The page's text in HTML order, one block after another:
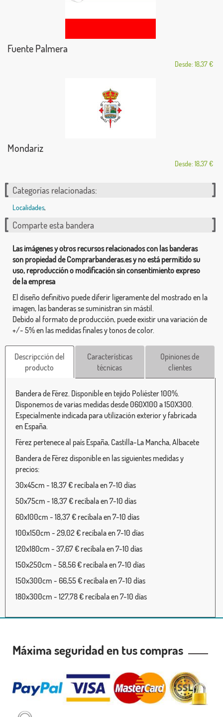
Fuente Palmera
Desde: 18,37 €
Mondariz
Desde: 18,37 €
Categorías relacionadas:
Localidades,
Comparte esta bandera
Las imágenes y otros recursos relacionados con las banderas
son propiedad de Comprarbanderas.es y no está permitido su
uso, reproducción o modificación sin consentimiento expreso
de la empresa
El diseño definitivo puede diferir ligeramente del mostrado en la
imagen, las banderas se suministran sin mástil.
Debido al formato de producción, puede existir una variación de
+/- 5% en las medidas finales y tonos de color.
Descripcción del
producto
Características
técnicas
Opiniones de
clientes
Bandera de Férez. Disponible en tejido Poliéster 100%.
Disponemos de varias medidas desde 060X100 a 150X300.
Especialmente indicada para utilización exterior y fabricada
en España.
Férez pertenece al país España, Castilla-La Mancha, Albacete
Bandera de Férez disponible en las siguientes medidas y
precios:
30x45cm - 18,37 € recíbala en 7-10 días
50x75cm - 18,37 € recíbala en 7-10 días
60x100cm - 18,37 € recíbala en 7-10 días
100x150cm - 29,02 € recíbala en 7-10 días
120x180cm - 37,67 € recíbala en 7-10 días
150x250cm - 58,56 € recíbala en 7-10 días
150x300cm - 66,55 € recíbala en 7-10 días
180x300cm - 127,78 € recíbala en 7-10 días
Máxima seguridad en tus compras